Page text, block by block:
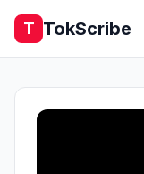
T TokScribe